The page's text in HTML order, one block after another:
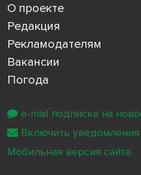
О проекте
Редакция
Рекламодателям
Вакансии
Погода
e-mail подписка на
Включить уведомления
Мобильная версия сайта